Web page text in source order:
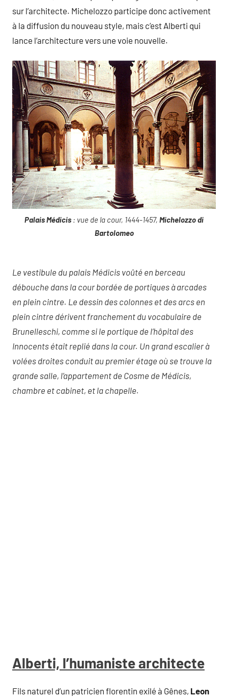
sur l’architecte. Michelozzo participe donc activement
à la diffusion du nouveau style, mais c’est Alberti qui
lance l’architecture vers une voie nouvelle.
Palais Médicis : vue de la cour, 1444-1457, Michelozzo di
Bartolomeo
Le vestibule du palais Médicis voûté en berceau
débouche dans la cour bordée de portiques à arcades
en plein cintre. Le dessin des colonnes et des arcs en
plein cintre dérivent franchement du vocabulaire de
Brunelleschi, comme si le portique de l’hôpital des
Innocents était replié dans la cour. Un grand escalier à
volées droites conduit au premier étage où se trouve la
grande salle, l’appartement de Cosme de Médicis,
chambre et cabinet, et la chapelle.
Alberti, l’humaniste architecte
Fils naturel d’un patricien florentin exilé à Gênes, Leon